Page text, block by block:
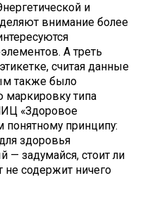
и
внимание более
А треть
считая данные
также было
маркировку типа
«Здоровое
понятному принципу:
здоровья
— задумайся, стоит ли
не содержит ничего